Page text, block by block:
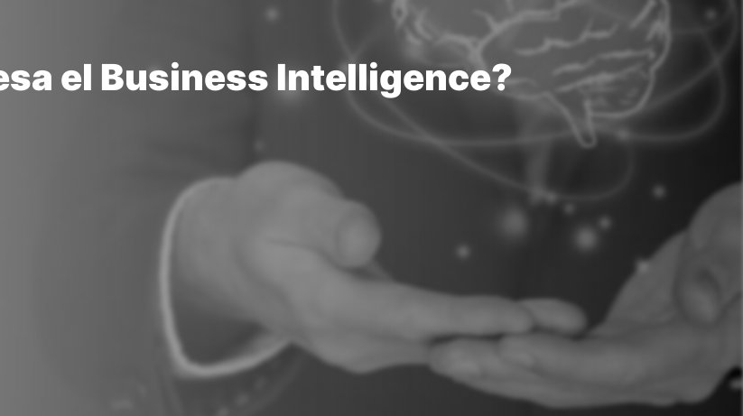
el Business Intelligence?